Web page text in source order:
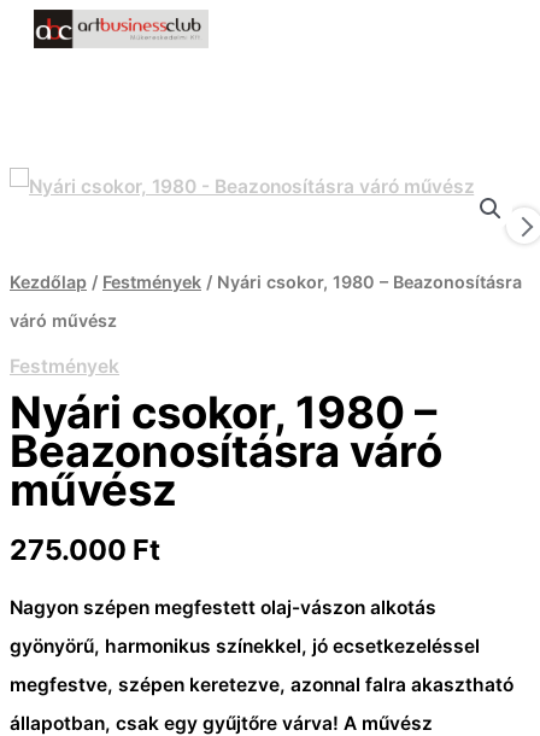
Ugrás
FŐMENÜ
Kezdőlap / Festmények / Nyári csokor, 1980 – Beazonosításra
váró művész
Festmények
Nyári csokor, 1980 –
Beazonosításra váró
művész
275.000 Ft
Nagyon szépen megfestett olaj-vászon alkotás
gyönyörű, harmonikus színekkel, jó ecsetkezeléssel
megfestve, szépen keretezve, azonnal falra akasztható
állapotban, csak egy gyűjtőre várva! A művész
Nyári
váró
művész
mennyiség